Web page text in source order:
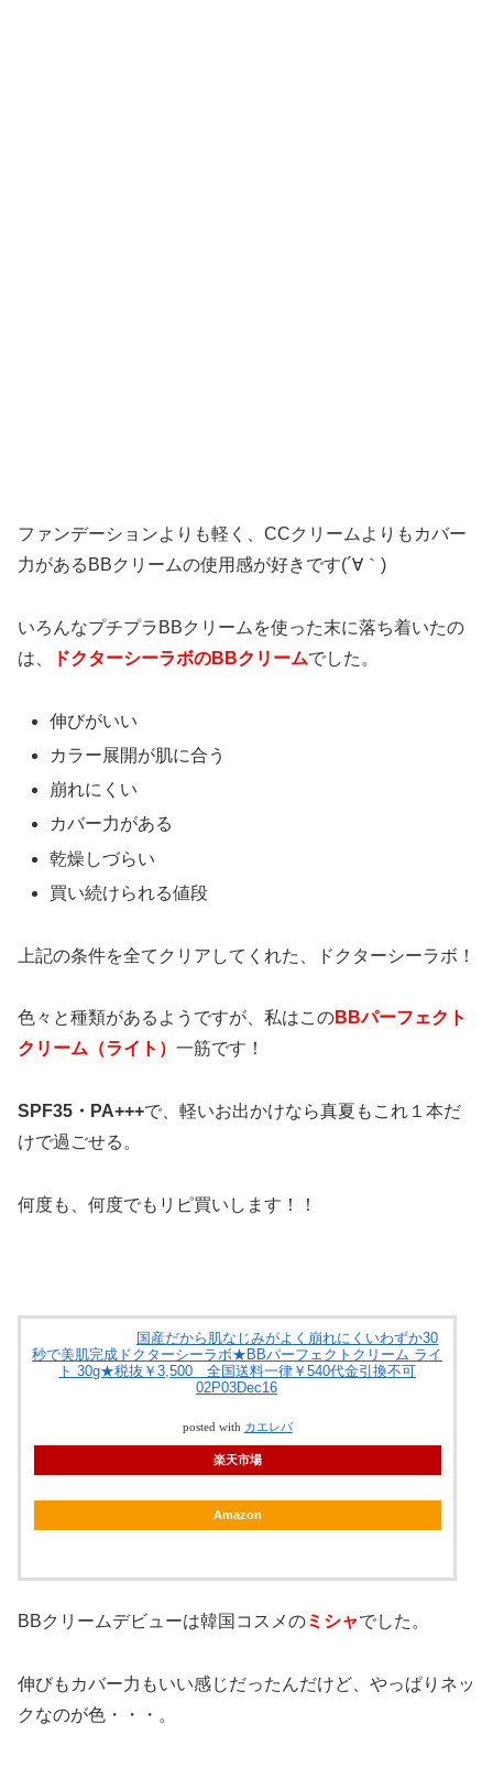
ファンデーションよりも軽く、CCクリームよりもカバー
力があるBBクリームの使用感が好きです(´∀｀)
いろんなプチプラBBクリームを使った末に落ち着いたの
は、
ドクターシーラボのBBクリームでした。
伸びがいい
カラー展開が肌に合う
崩れにくい
カバー力がある
乾燥しづらい
買い続けられる値段
上記の条件を全てクリアしてくれた、ドクターシーラボ！
色々と種類があるようですが、私はこのBBパーフェクト
クリーム（ライト） 一筋です！
SPF35・PA+++で、軽いお出かけなら真夏もこれ１本だ
けで過ごせる。
何度も、何度でもリピ買いします！！
国産だから肌なじみがよく崩れにくいわずか30
秒で美肌完成ドクターシーラボ★BBパーフェクトクリーム ライ
ト 30g★税抜￥3,500 全国送料一律￥540代金引換不可
02P03Dec16
posted with カエレバ
楽天市場
Amazon
BBクリームデビューは韓国コスメのミシャでした。
伸びもカバー力もいい感じだったんだけど、やっぱりネッ
クなのが色・・・。